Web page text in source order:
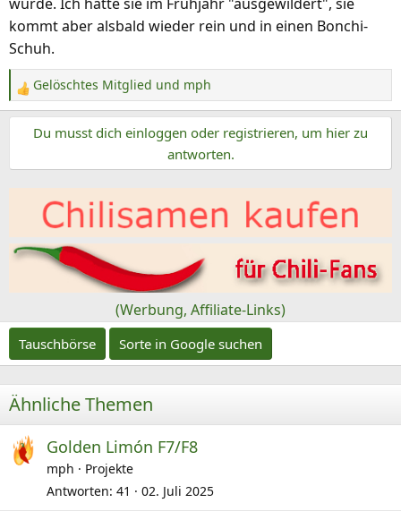
kommt aber alsbald wieder rein und in einen Bonchi-
Schuh.
R
e
t
e
Gelöschtes Mitglied und mph
Du musst dich einloggen oder registrieren, um hier zu
antworten.
(Werbung, Affiliate-Links)
Tauschbörse Sorte in Google suchen
Ähnliche Themen
Golden Limón F7/F8
mph
Projekte
Antworten 41 02. Juli 2025